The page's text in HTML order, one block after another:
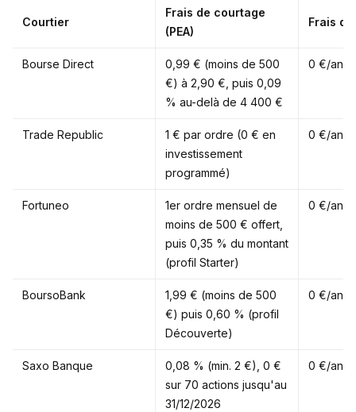
Courtier
Frais de courtage
(PEA)
Frais
Bourse Direct
0,99 € (moins de 500
€) à 2,90 €, puis 0,09
% au-delà de 4 400 €
0 €/an
Trade Republic
1 € par ordre (0 € en
investissement
programmé)
0 €/an
Fortuneo
1er ordre mensuel de
moins de 500 € offert,
puis 0,35 % du montant
(profil Starter)
0 €/an
BoursoBank
1,99 € (moins de 500
€) puis 0,60 % (profil
Découverte)
0 €/an
Saxo Banque
0,08 % (min. 2 €), 0 €
sur 70 actions jusqu'au
31/12/2026
0 €/an